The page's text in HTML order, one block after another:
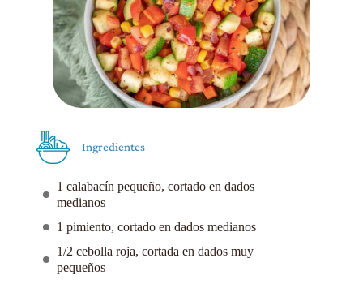
Ingredientes
1 calabacín pequeño, cortado en dados
medianos
1 pimiento, cortado en dados medianos
1/2 cebolla roja, cortada en dados muy
pequeños